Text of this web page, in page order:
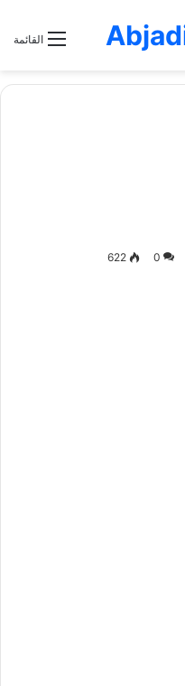
القائمة
0
622